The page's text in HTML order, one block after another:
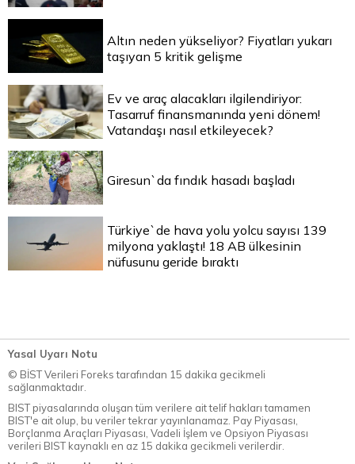
Altın neden yükseliyor? Fiyatları yukarı
taşıyan 5 kritik gelişme
Ev ve araç alacakları ilgilendiriyor:
Tasarruf finansmanında yeni dönem!
Vatandaşı nasıl etkileyecek?
Giresun`da fındık hasadı başladı
Türkiye`de hava yolu yolcu sayısı 139
milyona yaklaştı! 18 AB ülkesinin
nüfusunu geride bıraktı
Yasal Uyarı Notu
© BİST Verileri Foreks tarafından 15 dakika gecikmeli
sağlanmaktadır.
BIST piyasalarında oluşan tüm verilere ait telif hakları tamamen
BIST'e ait olup, bu veriler tekrar yayınlanamaz. Pay Piyasası,
Borçlanma Araçları Piyasası, Vadeli İşlem ve Opsiyon Piyasası
verileri BIST kaynaklı en az 15 dakika gecikmeli verilerdir.